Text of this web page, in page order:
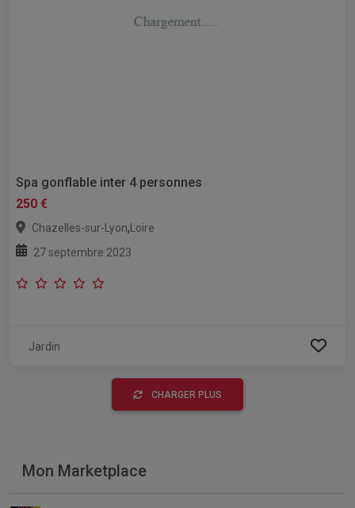
Spa gonflable inter 4 personnes
250 €
Chazelles-sur-Lyon, Loire
27 septembre 2023
Jardin
CHARGER PLUS
Mon Marketplace